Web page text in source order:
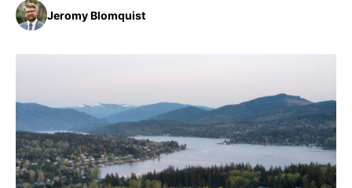
教会带领
团契生活与祷告
法语
罗马尼亚语
波兰语
越南语
意大利语
德语
韩语
土耳其语
阿拉伯语
阿尔巴尼亚语
塞尔维亚语 柬埔寨语
Jeromy Blomquist